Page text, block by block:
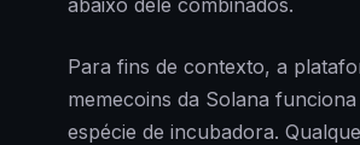
abaixo dele combinados.
Para fins de contexto, a
memecoins da Solana
espécie de incubadora.